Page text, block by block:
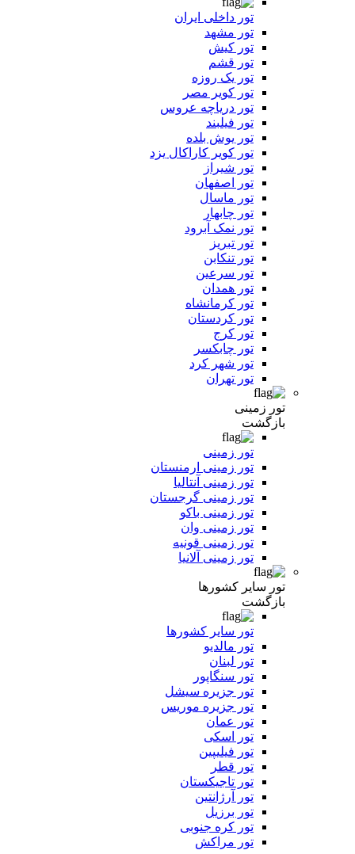
تور داخلی ایران
تور مشهد
تور کیش
تور قشم
تور یک روزه
تور کویر مصر
تور دریاچه عروس
تور فیلبند
تور یوش بلده
تور کویر کاراکال یزد
تور شیراز
تور اصفهان
تور ماسال
تور چابهار
تور نمک آبرود
تور تبریز
تور تنکابن
تور سرعین
تور همدان
تور کرمانشاه
تور کردستان
تور کرج
تور چابکسر
تور شهر کرد
تور تهران
تور زمینی
بازگشت
تور زمینی
تور زمینی ارمنستان
تور زمینی آنتالیا
تور زمینی گرجستان
تور زمینی باکو
تور زمینی وان
تور زمینی قونیه
تور زمینی آلانیا
تور سایر کشورها
بازگشت
تور سایر کشورها
تور مالدیو
تور لبنان
تور سنگاپور
تور جزیره سیشل
تور جزیره موریس
تور عمان
تور اسکی
تور فیلیپین
تور قطر
تور تاجیکستان
تور آرژانتین
تور برزیل
تور کره جنوبی
تور مراکش